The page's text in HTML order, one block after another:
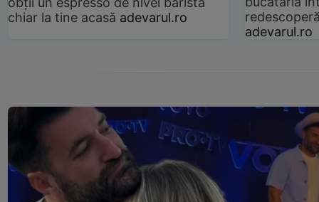
chiar la tine acasă adevarul.ro
adevarul.ro